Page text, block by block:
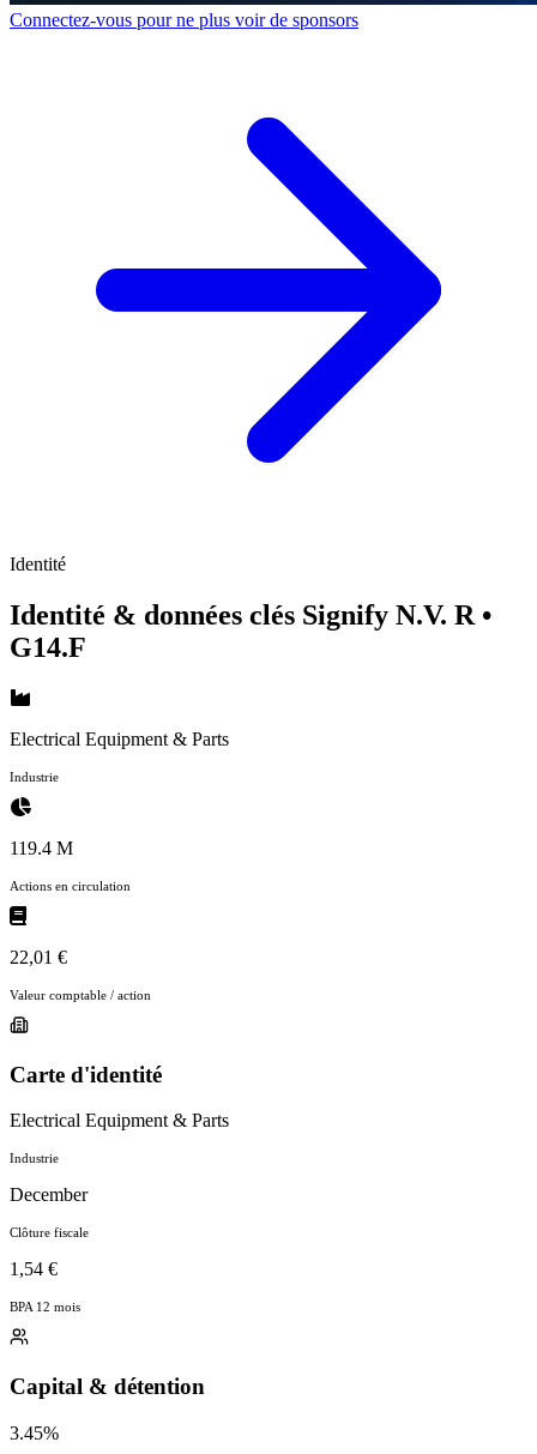
Connectez-vous pour ne plus voir de sponsors
Identité
Identité & données clés Signify N.V. R •
G14.F
Electrical Equipment & Parts
Industrie
119.4 M
Actions en circulation
22,01 €
Valeur comptable / action
Carte d'identité
Electrical Equipment & Parts
Industrie
December
Clôture fiscale
1,54 €
BPA 12 mois
Capital & détention
3.45%